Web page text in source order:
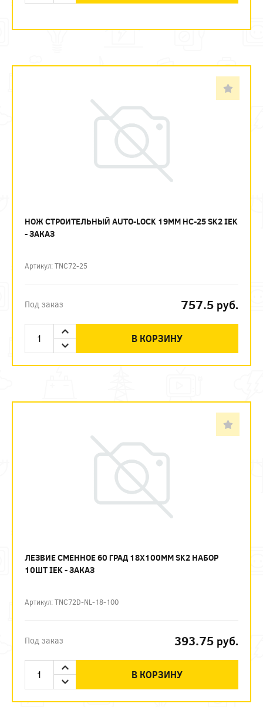
НОЖ СТРОИТЕЛЬНЫЙ AUTO-LOCK 19ММ НС-25 SK2 IEK
- ЗАКАЗ
Артикул: TNC72-25
Под заказ 757.5 руб.
В КОРЗИНУ
ЛЕЗВИЕ СМЕННОЕ 60 ГРАД 18Х100ММ SK2 НАБОР
10ШТ IEK - ЗАКАЗ
Артикул: TNC72D-NL-18-100
Под заказ 393.75 руб.
В КОРЗИНУ